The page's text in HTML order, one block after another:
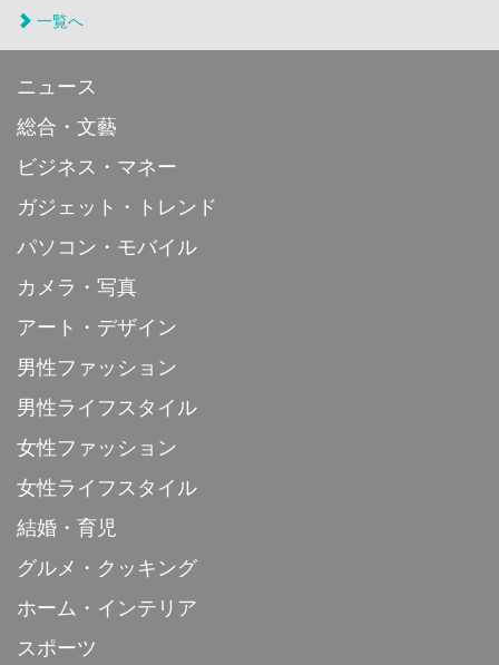
一覧へ
ニュース
総合・文藝
ビジネス・マネー
ガジェット・トレンド
パソコン・モバイル
カメラ・写真
アート・デザイン
男性ファッション
男性ライフスタイル
女性ファッション
女性ライフスタイル
結婚・育児
グルメ・クッキング
ホーム・インテリア
スポーツ